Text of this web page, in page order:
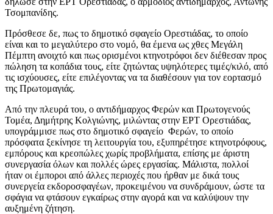
Τσομπανίδης.
Πρόσθεσε δε, πως το δημοτικό σφαγείο Ορεστιάδας, το οποίο
είναι και το μεγαλύτερο στο νομό, θα έμενα ως χθες Μεγάλη
Πέμπτη ανοιχτό και πως ορισμένοι κτηνοτρόφοι δεν διέθεσαν προς
πώληση τα κοπάδια τους, είτε ζητώντας υψηλότερες τιμές/κιλό, από
τις ισχύουσες, είτε επιλέγοντας να τα διαθέσουν για τον εορτασμό
της Πρωτομαγιάς.
Από την πλευρά του, ο αντιδήμαρχος Φερών και Πρωτογενούς
Τομέα, Δημήτρης Κολγιώνης, μιλώντας στην ΕΡΤ Ορεστιάδας,
υπογράμμισε πως στο δημοτικό σφαγείο Φερών, το οποίο
πρόσφατα ξεκίνησε τη λειτουργία του, εξυπηρέτησε κτηνοτρόφους,
εμπόρους και κρεοπώλες χωρίς προβλήματα, επίσης με άριστη
συνεργασία όλων και πολλές ώρες εργασίας. Μάλιστα, πολλοί
ήταν οι έμποροι από άλλες περιοχές που ήρθαν με δικά τους
συνεργεία εκδοροσφαγέων, προκειμένου να συνδράμουν, ώστε τα
σφάγια να φτάσουν εγκαίρως στην αγορά και να καλύψουν την
αυξημένη ζήτηση.